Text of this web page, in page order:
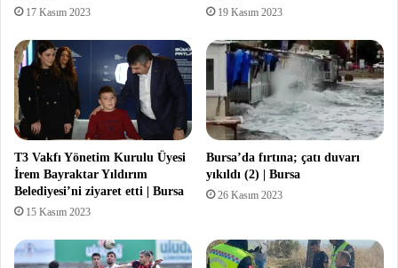
17 Kasım 2023 19 Kasım 2023
T3 Vakfı Yönetim Kurulu Üyesi
İrem Bayraktar Yıldırım
Belediyesi’ni ziyaret etti | Bursa
15 Kasım 2023
Bursa’da fırtına; çatı duvarı
yıkıldı (2) | Bursa
26 Kasım 2023